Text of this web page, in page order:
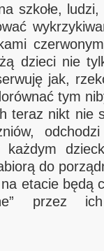
szkołe,
dzieci nie
jak,
tym
teraz nikt nie
do
na etacie będą
przez ich